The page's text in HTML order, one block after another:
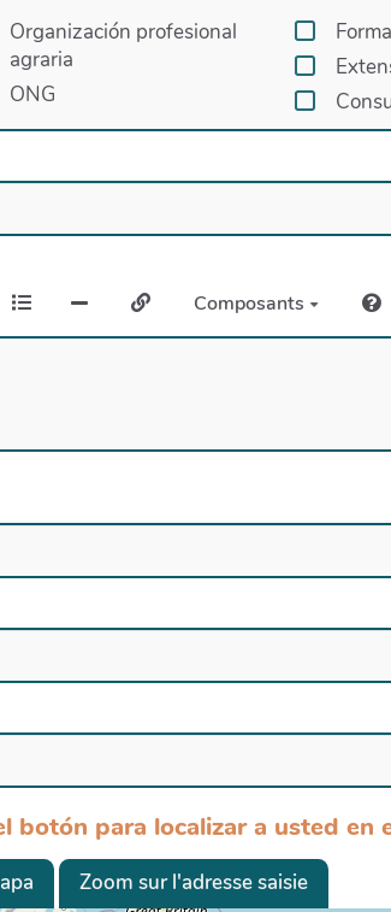
Organización profesional
agraria
ONG
Composants
botón para localizar a usted
Zoom sur l'adresse saisie